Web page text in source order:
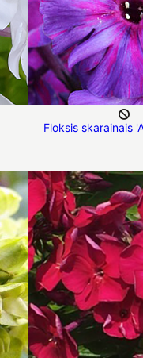
Floksis skarainais